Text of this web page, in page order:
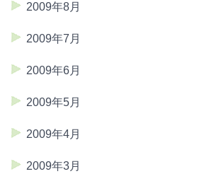
2009年8月
2009年7月
2009年6月
2009年5月
2009年4月
2009年3月